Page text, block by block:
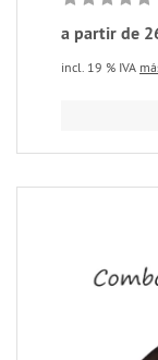
a partir de
incl. 19 % IVA